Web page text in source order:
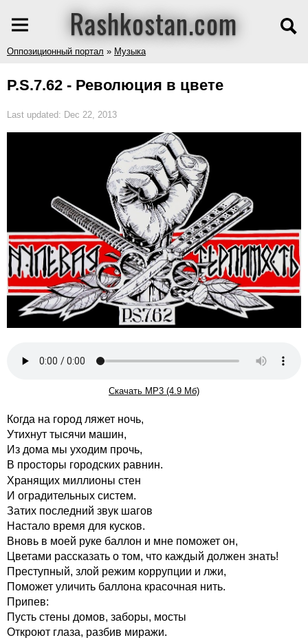
Rashkostan.com
Оппозиционный портал » Музыка
P.S.7.62 - Революция в цвете
Last updated: Dec 22, 2013
Скачать MP3 (4.9 Мб)
Когда на город ляжет ночь,
Утихнут тысячи машин,
Из дома мы уходим прочь,
В просторы городских равнин.
Хранящих миллионы стен
И оградительных систем.
Затих последний звук шагов
Настало время для кусков.
Вновь в моей руке баллон и мне поможет он,
Цветами рассказать о том, что каждый должен знать!
Преступный, злой режим коррупции и лжи,
Поможет уличить баллона красочная нить.
Припев:
Пусть стены домов, заборы, мосты
Откроют глаза, разбив миражи.